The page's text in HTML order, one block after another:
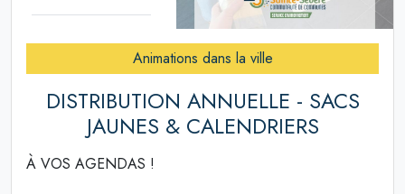
Animations dans la ville
DISTRIBUTION ANNUELLE - SACS
JAUNES & CALENDRIERS
À VOS AGENDAS !